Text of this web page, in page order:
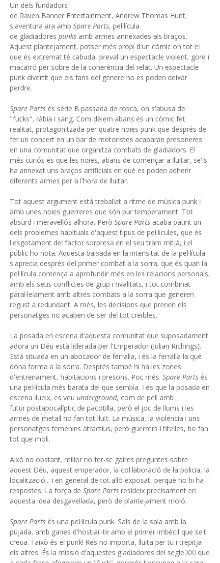
Un dels fundadors
de Raven Banner Entertainment, Andrew Thomas Hunt,
s'aventura ara amb Spare Parts, pel·lícula
de gladiadores punks amb armes annexades als braços.
Aquest plantejament, potser més propi d'un còmic on tot el
que és extremat té cabuda, preval un espectacle violent, gore i
macarró per sobre de la coherència del relat. Un espectacle
punk divertit que els fans del gènere no es poden deixar
perdre.
Spare Parts és sèrie B passada de rosca, on s'abusa de
"fucks", ràbia i sang. Com dèiem abans és un còmic fet
realitat, protagonitzada per quatre noies punk que després de
fer un concert en un bar de motoristes acabaran presoneres
en una comunitat que organitza combats de gladiadors. El
més curiós és que les noies, abans de començar a lluitar, se'ls
ha annexat uns braços artificials en què es poden adherir
diferents armes per a l'hora de lluitar.
Tot aquest argument està treballat a ritme de música punk i
amb unes noies guerreres que són pur temperament. Tot
absurd i meravellós alhora. Però Spare Parts acaba patint un
dels problemes habituals d'aquest tipus de pel·lícules, que és
l'esgotament del factor sorpresa en el seu tram mitjà, i el
públic ho nota. Aquesta baixada en la intensitat de la pel·lícula
s'aprecia després del primer combat a la sorra, que és quan la
pel·lícula comença a aprofundir més en les relacions personals,
amb els seus conflictes de grup i rivalitats, i tot combinat
paral·lelament amb altres combats a la sorra que generen
regust a redundant. A més, les decisions que prenen els
personatges no acaben de ser del tot creïbles.
La posada en escena d'aquesta comunitat que suposadament
adora un Déu està liderada per l'Emperador (Julian Richings).
Està situada en un abocador de ferralla, i és la ferralla la que
dóna forma a la sorra. Després també hi ha les zones
d'entrenament, habitacions i presons. Poc més. Spare Parts és
una pel·lícula més barata del que sembla. I és que la posada en
escena llueix, es veu underground, com de peli amb
futur postapocalíptic de pacotilla, però el joc de llums i les
armes de metall ho fan tot lluït. La música, la violència i uns
personatges femenins atractius, però guerrers i titelles, ho fan
tot que moli.
Això no obstant, millor no fer-se gaires preguntes sobre
aquest Déu, aquest emperador, la col·laboració de la policia, la
localització... i en general de tot allò exposat, perquè no hi ha
respostes. La força de Spare Parts resideix precisament en
aquesta idea desgavellada, però de plantejament moló.
Spare Parts és una pel·lícula punk. Sals de la sala amb la
pujada, amb ganes d'hostiar-te amb el primer imbècil que se't
creua. I això és el punk! Res no importa, lluita per tu i trepitja
els altres. És la missió d'aquestes gladiadores del segle XXI que